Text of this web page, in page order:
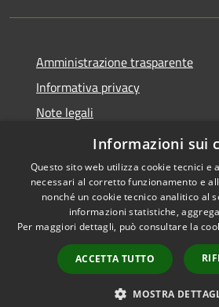
Amministrazione trasparente
Informativa privacy
Note legali
Dichiarazione di accessibilità
Accessibilità
Informazioni sui
Questo sito web utilizza cookie tecnici e
necessari al corretto funzionamento e
nonché un cookie tecnico analitico al
informazioni statistiche,
Per maggiori dettagli, può consultare la
ACCETTA TUTTO
MOSTRA